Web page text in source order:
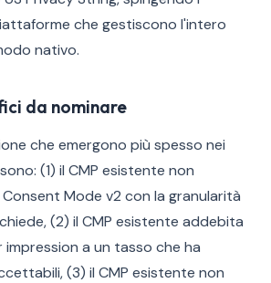
che gestiscono l'intero
nativo.
da nominare
che emergono più spesso nei
(1) il CMP esistente non
Mode v2 con la granularità
(2) il CMP esistente addebita
a un tasso che ha
(3) il CMP esistente non